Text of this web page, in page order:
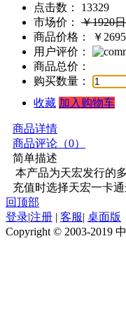
点击数：
13329
市场价：
￥1920
商品价格：
￥
用户评价：
商品总价：
购买数量：
收藏 加入购物车
商品详情
商品评论（0）
简单描述
充值时选择天宏一卡
回顶部
登录|注册 | 客服| 桌面版
Copyright © 2003-2019